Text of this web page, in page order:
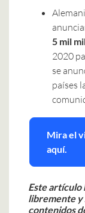
5 mil
2020
se
países
Mira el
aquí.
Este artículo
libremente y
contenidos